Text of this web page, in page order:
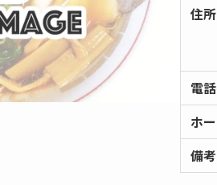
住所
電
ホ
備考